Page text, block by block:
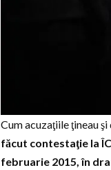
Cum acuzaţiile ţineau
făcut contestaţie la
februarie 2015, în